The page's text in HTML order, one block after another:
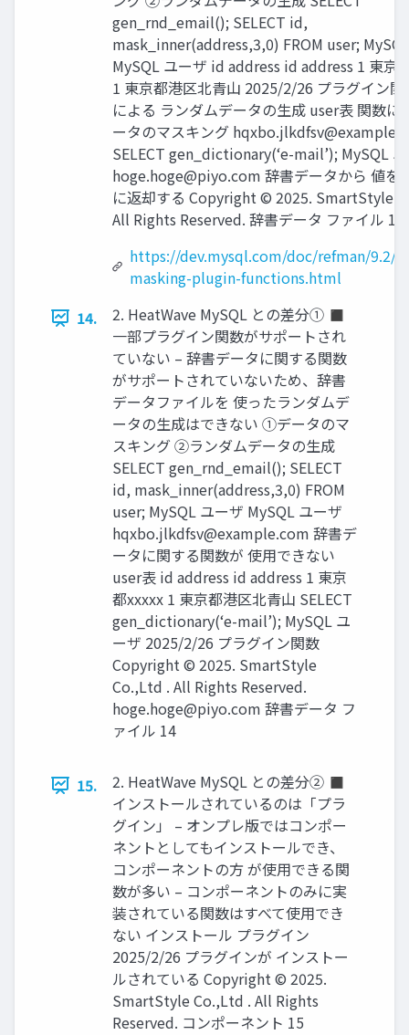
gen_rnd_email(); SELECT id,
mask_inner(address,3,0) FROM user;
MySQL ユーザ id address id address 1 東京
1 東京都港区北青山 2025/2/26 プラグイン関
による ランダムデータの生成 user表 関数に
ータのマスキング
SELECT gen_dictionary(‘e-mail’); MySQL
hoge.hoge@piyo.com 辞書データから 値を
に返却する Copyright © 2025. SmartStyle
All Rights Reserved. 辞書データ ファイル 13
https://dev.mysql.com/doc/refman/9.2/
masking-plugin-functions.html
14.
2. HeatWave MySQL との差分① ◼
一部プラグイン関数がサポートされ
ていない – 辞書データに関する関数
がサポートされていないため、辞書
データファイルを 使ったランダムデ
ータの生成はできない ①データのマ
スキング ②ランダムデータの生成
SELECT gen_rnd_email(); SELECT
id, mask_inner(address,3,0) FROM
user; MySQL ユーザ MySQL ユーザ
hqxbo.jlkdfsv@example.com 辞書デ
ータに関する関数が 使用できない
user表 id address id address 1 東京
都xxxxx 1 東京都港区北青山 SELECT
gen_dictionary(‘e-mail’); MySQL ユ
ーザ 2025/2/26 プラグイン関数
Copyright © 2025. SmartStyle
Co.,Ltd . All Rights Reserved.
hoge.hoge@piyo.com 辞書データ フ
ァイル 14
15.
2. HeatWave MySQL との差分② ◼
インストールされているのは「プラ
グイン」 – オンプレ版ではコンポー
ネントとしてもインストールでき、
コンポーネントの方 が使用できる関
数が多い – コンポーネントのみに実
装されている関数はすべて使用でき
ない インストール プラグイン
2025/2/26 プラグインが インストー
ルされている Copyright © 2025.
SmartStyle Co.,Ltd . All Rights
Reserved. コンポーネント 15